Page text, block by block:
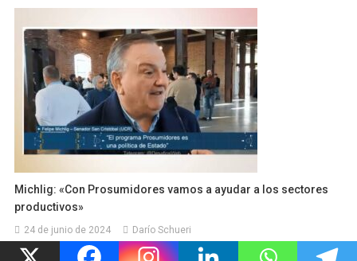
Michlig: «Con Prosumidores vamos a ayudar a los sectores
productivos»
24 de junio de 2024 Darío Schueri